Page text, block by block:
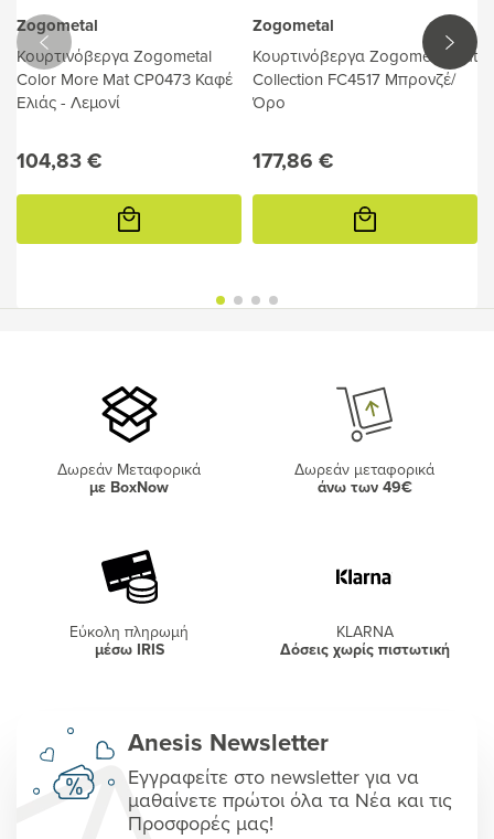
Zogometal
Κουρτινόβεργα Zogometal
Color More Mat CP0473 Καφέ
Ελιάς - Λεμονί
104,83 €
Προσθήκη
καλάθι
Zogometal
Κουρτινόβεργα Zogometal Flat
Collection FC4517 Μπρονζέ/
Όρο
177,86 €
Προσθήκη
καλάθι
Δωρεάν Μεταφορικά
με BoxNow
Δωρεάν μεταφορικά
άνω των 49€
Εύκολη πληρωμή
μέσω IRIS
KLARNA
Δόσεις χωρίς πιστωτική
Anesis Newsletter
Εγγραφείτε στο newsletter για να
μαθαίνετε πρώτοι όλα τα Νέα και τις
Προσφορές μας!